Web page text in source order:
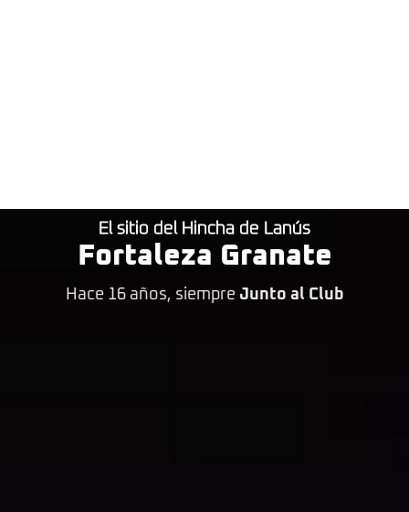
El sitio del Hincha de Lanús
Fortaleza Granate
Hace 16 años, siempre Junto al Club